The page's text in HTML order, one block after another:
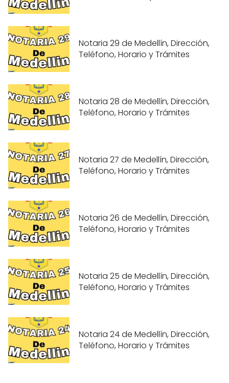
Notaria 29 de Medellín, Dirección,
Teléfono, Horario y Trámites
Notaria 28 de Medellín, Dirección,
Teléfono, Horario y Trámites
Notaria 27 de Medellín, Dirección,
Teléfono, Horario y Trámites
Notaria 26 de Medellín, Dirección,
Teléfono, Horario y Trámites
Notaria 25 de Medellín, Dirección,
Teléfono, Horario y Trámites
Notaria 24 de Medellín, Dirección,
Teléfono, Horario y Trámites